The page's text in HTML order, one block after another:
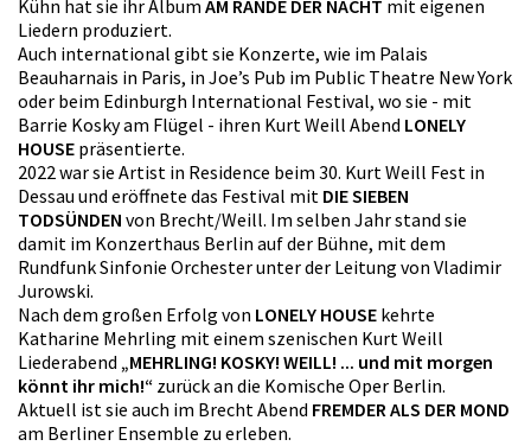
Kühn hat sie ihr Album AM RANDE DER NACHT mit eigenen
Liedern produziert.
Auch international gibt sie Konzerte, wie im Palais
Beauharnais in Paris, in Joe’s Pub im Public Theatre New York
oder beim Edinburgh International Festival, wo sie - mit
Barrie Kosky am Flügel - ihren Kurt Weill Abend LONELY
HOUSE präsentierte.
2022 war sie Artist in Residence beim 30. Kurt Weill Fest in
Dessau und eröffnete das Festival mit DIE SIEBEN
TODSÜNDEN von Brecht/Weill. Im selben Jahr stand sie
damit im Konzerthaus Berlin auf der Bühne, mit dem
Rundfunk Sinfonie Orchester unter der Leitung von Vladimir
Jurowski.
Nach dem großen Erfolg von LONELY HOUSE kehrte
Katharine Mehrling mit einem szenischen Kurt Weill
Liederabend „MEHRLING! KOSKY! WEILL! ... und mit morgen
könnt ihr mich!“ zurück an die Komische Oper Berlin.
Aktuell ist sie auch im Brecht Abend FREMDER ALS DER MOND
am Berliner Ensemble zu erleben.